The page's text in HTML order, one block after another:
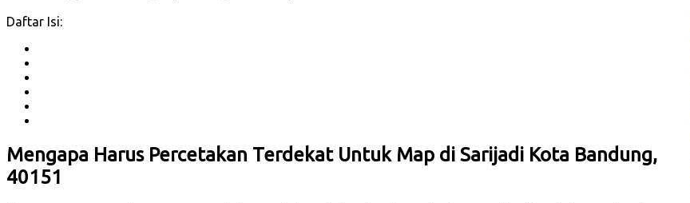
Daftar Isi:
Mengapa Harus Percetakan Terdekat Untuk Map di Sarijadi Kota Bandung,
40151